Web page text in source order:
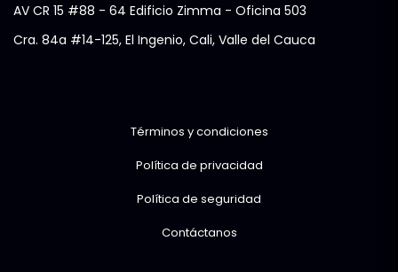
AV CR 15 #88 - 64 Edificio Zimma - Oficina 503
Cra. 84a #14-125, El Ingenio, Cali, Valle del Cauca
Términos y condiciones
Política de privacidad
Política de seguridad
Contáctanos